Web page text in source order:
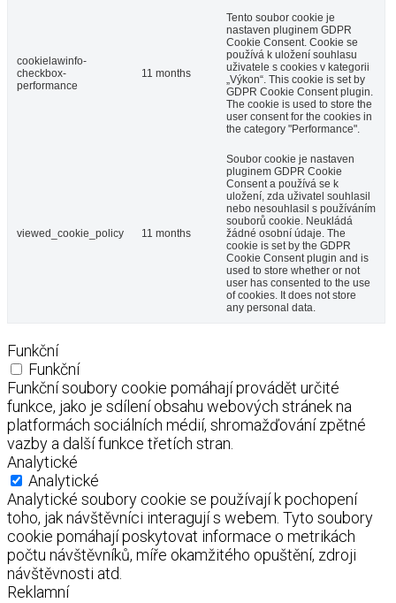
cookielawinfo-
checkbox-
performance
11 months
Tento soubor cookie je
nastaven pluginem GDPR
Cookie Consent. Cookie se
používá k uložení souhlasu
uživatele s cookies v kategorii
„Výkon“. This cookie is set by
GDPR Cookie Consent plugin.
The cookie is used to store the
user consent for the cookies in
the category "Performance".
viewed_cookie_policy 11 months
Soubor cookie je nastaven
pluginem GDPR Cookie
Consent a používá se k
uložení, zda uživatel souhlasil
nebo nesouhlasil s používáním
souborů cookie. Neukládá
žádné osobní údaje. The
cookie is set by the GDPR
Cookie Consent plugin and is
used to store whether or not
user has consented to the use
of cookies. It does not store
any personal data.
Funkční
Funkční
Funkční soubory cookie pomáhají provádět určité
funkce, jako je sdílení obsahu webových stránek na
platformách sociálních médií, shromažďování zpětné
vazby a další funkce třetích stran.
Analytické
Analytické
Analytické soubory cookie se používají k pochopení
toho, jak návštěvníci interagují s webem. Tyto soubory
cookie pomáhají poskytovat informace o metrikách
počtu návštěvníků, míře okamžitého opuštění, zdroji
návštěvnosti atd.
Reklamní